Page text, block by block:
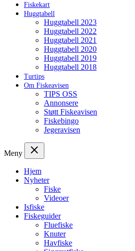
Fiskekart
Huggtabell
Huggtabell 2023
Huggtabell 2022
Huggtabell 2021
Huggtabell 2020
Huggtabell 2019
Huggtabell 2018
Turtips
Om Fiskeavisen
TIPS OSS
Annonsere
Støtt Fiskeavisen
Fiskebingo
Jegeravisen
Meny
Hjem
Nyheter
Fiske
Videoer
Isfiske
Fiskeguider
Fluefiske
Knuter
Havfiske